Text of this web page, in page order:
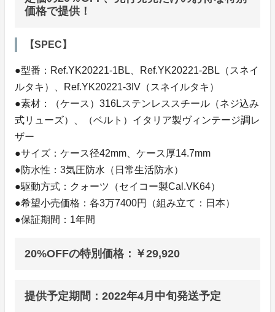
価格で提供！
【SPEC】
●型番：Ref.YK20221-1BL、Ref.YK20221-2BL（スネイ
ルタキ）、Ref.YK20221-3IV（スネイルタキ）
●素材：（ケース）316Lステンレススチール（ネジ込み
式リューズ）、（ベルト）イタリア製ヴィンテージ調レ
ザー
●サイズ：ケース径42mm、ケース厚14.7mm
●防水性：3気圧防水（日常生活防水）
●駆動方式：クォーツ（セイコー製Cal.VK64）
●希望小売価格：各3万7400円（組み立て：日本）
●保証期間：1年間
20%OFFの特別価格：￥29,920
提供予定期間：2022年4月中旬発送予定